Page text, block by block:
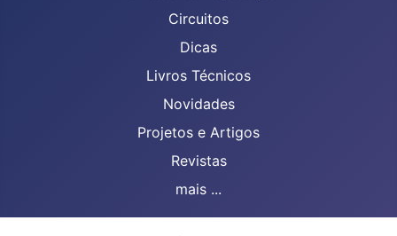
Circuitos
Dicas
Livros Técnicos
Novidades
Projetos e Artigos
Revistas
mais ...